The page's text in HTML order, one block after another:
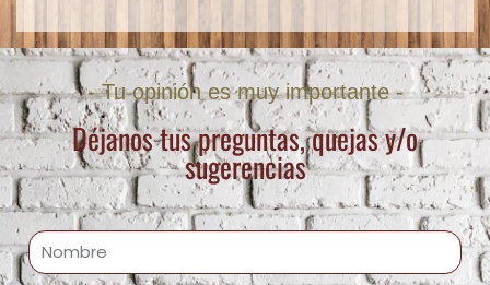
- Tu opinión es muy importante -
Déjanos tus preguntas, quejas y/o
sugerencias